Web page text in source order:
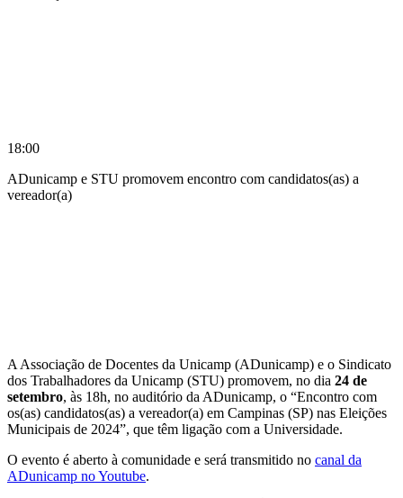
18:00
ADunicamp e STU promovem encontro com candidatos(as) a
vereador(a)
A Associação de Docentes da Unicamp (ADunicamp) e o Sindicato
dos Trabalhadores da Unicamp (STU) promovem, no dia 24 de
setembro, às 18h, no auditório da ADunicamp, o “Encontro com
os(as) candidatos(as) a vereador(a) em Campinas (SP) nas Eleições
Municipais de 2024”, que têm ligação com a Universidade.
O evento é aberto à comunidade e será transmitido no canal da
ADunicamp no Youtube.